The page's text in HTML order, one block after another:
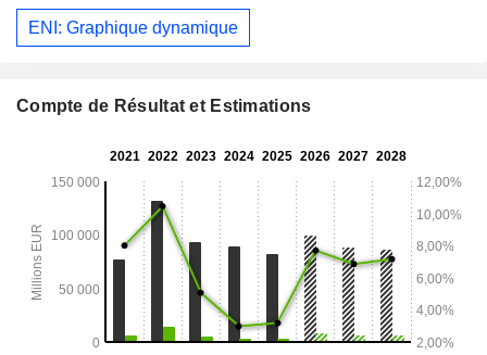
ENI: Graphique dynamique
Compte de Résultat et Estimations